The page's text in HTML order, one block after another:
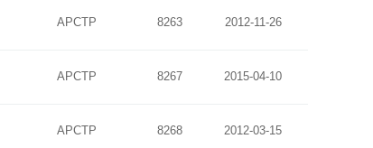
APCTP 8263 2012-11-26
APCTP 8267 2015-04-10
APCTP 8268 2012-03-15